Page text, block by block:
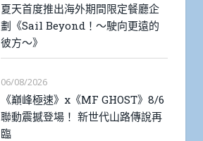
夏天首度推出海外期間限定餐廳企
劃《Sail Beyond！～駛向更遠的
彼方～》
06/08/2026
《巔峰極速》x《MF GHOST》8/6
聯動震撼登場！ 新世代山路傳說再
臨